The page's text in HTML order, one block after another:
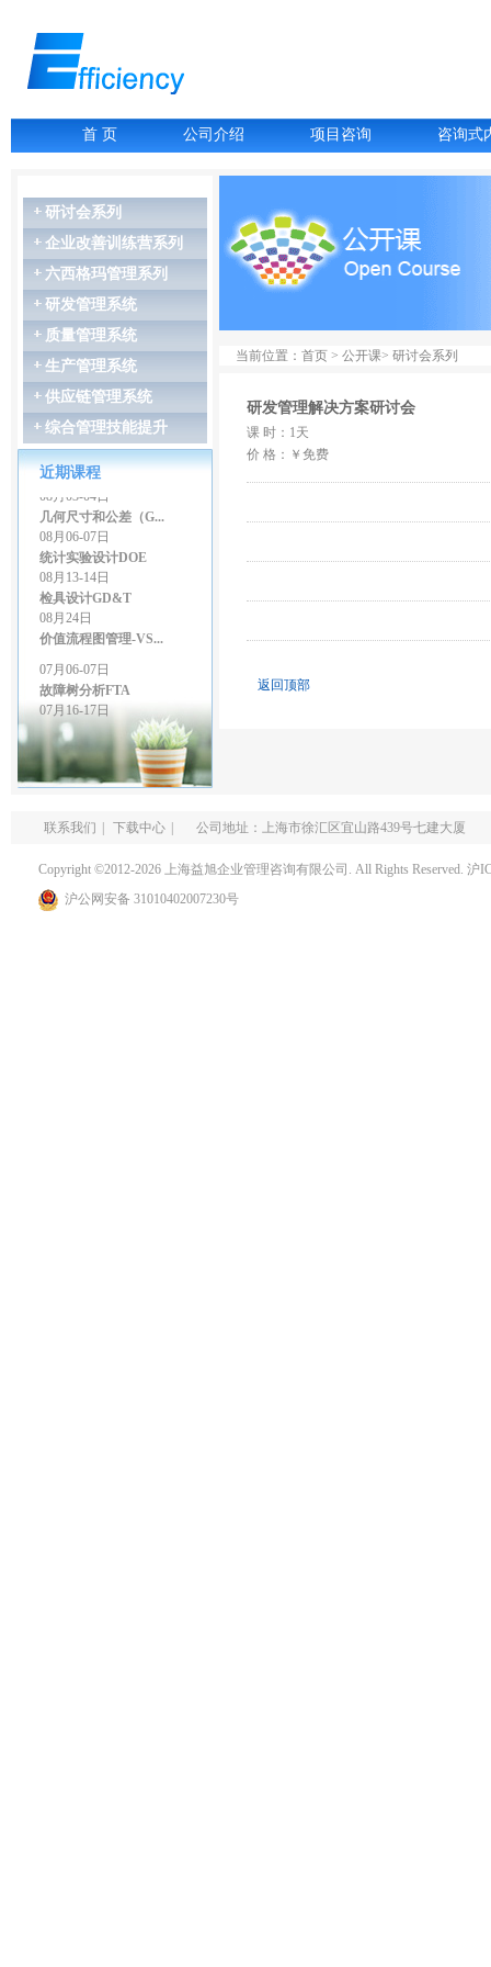
首 页 公司介绍 项目咨询 咨询式
研讨会系列
企业改善训练营系列
六西格玛管理系列
研发管理系统
质量管理系统
生产管理系统
供应链管理系统
综合管理技能提升
近期课程
07月06-07日
故障树分析FTA
07月16-17日
LCIA低成本智能...
07月27-28日
GD&T尺寸链公差叠...
07月27-28日
精益生产管理
几何尺寸和公差（G...
08月06-07日
统计实验设计DOE
08月13-14日
检具设计GD&T
08月24日
价值流程图管理-VS...
07月06-07日
故障树分析FTA
07月16-17日
LCIA低成本智能...
07月27-28日
GD&T尺寸链公差叠...
07月27-28日
08月03-04日
08月06-07日
08月13-14日
当前位置：首页 > 公开课> 研讨会系列
研发管理解决方案研讨会
课 时：1天
价 格：￥免费
返回顶部
联系我们 下载中心 公司地址：上海市徐汇区宜山路439号七建大厦
Copyright ©2012-2026 上海益旭企业管理咨询有限公司. All Rights Reserved. 沪
沪公网安备 31010402007230号